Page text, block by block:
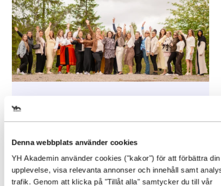
Denna webbplats använder cookies
YH Akademin använder cookies ("kakor") för att förbättra din
upplevelse, visa relevanta annonser och innehåll samt
trafik. Genom att klicka på "Tillåt alla" samtycker du till vår
Examen i gruvmiljö för
Efter två års studier var det äntligen dags
för de...
Gör en intresseanmälan för att
mer information om den här